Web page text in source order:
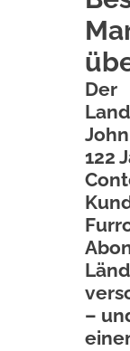
Der
122
–